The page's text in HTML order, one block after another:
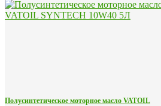
Полусинтетическое моторное масло VATOIL